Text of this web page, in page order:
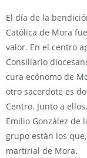
El día de la
Católica de Mora
valor. En el centro
Consiliario
cura ecónomo de
otro sacerdote es
Centro. Junto a
Emilio González de
grupo están los
martirial de Mora.